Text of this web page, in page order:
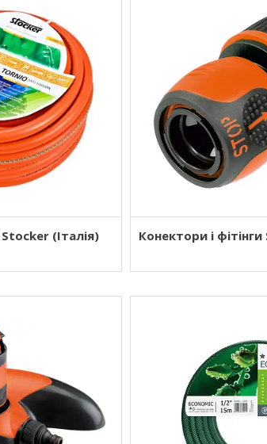
(Італія) Конектори і